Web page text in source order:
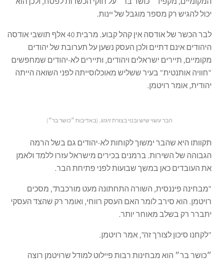
יכול להגיש רק מספר מוגבל של יינות.
לבר הכשר של אודסה אין קהל קבוע. מרבית 40 אלף תושבי אודסה
היהודים אינם דתיים ולכן העסק נשען על תערובת של יהודים
מקומיים, תיירים ישראלים ויהודים, ותיירים לא-יהודים שמחפשים
"חוויה אותנטית" בעיר ששליש מאוכלוסייתה לפני השואה הייתה
יהודית, אומר רויטמן.
הבר עשוי שיש ובנוי בצורת זיגזג. (באדיבות ״כּושר בּר״)
תקוותו היא שהבר ימשוך לקוחות לא-יהודים גם בשל הרמה
הגבוהה של השירות. ברמנים בכירים מישראל עזרו ללמד ולאמן
את העובדים כאן במשך שבועות לפני פתיחת הבר.
"מבחינה פיננסית, השורה התחתונה מעט מורכבת", מסכים
רויטמן. הוא סירב לומר האם העסק רווחי, ואומר רק שהצד העסקי
יתברר רק בשלב מאוחר יותר.
"לקחנו סיכון לצורך זה", אמר רויטמן.
״כושר בר״ הוא מבחינות רבות פיילוט למודל שרויטמן רוצה